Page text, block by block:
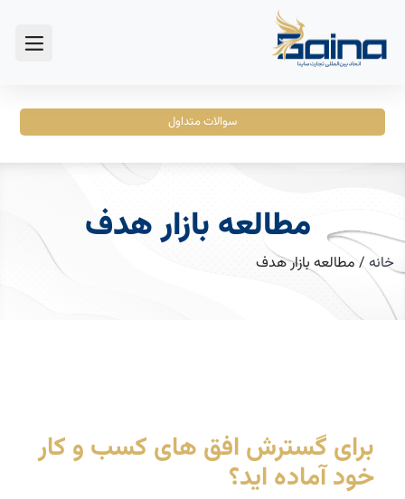
سوالات متداول
مطالعه بازار هدف
خانه / مطالعه بازار هدف
برای گسترش افق های کسب و کار
خود آماده اید؟